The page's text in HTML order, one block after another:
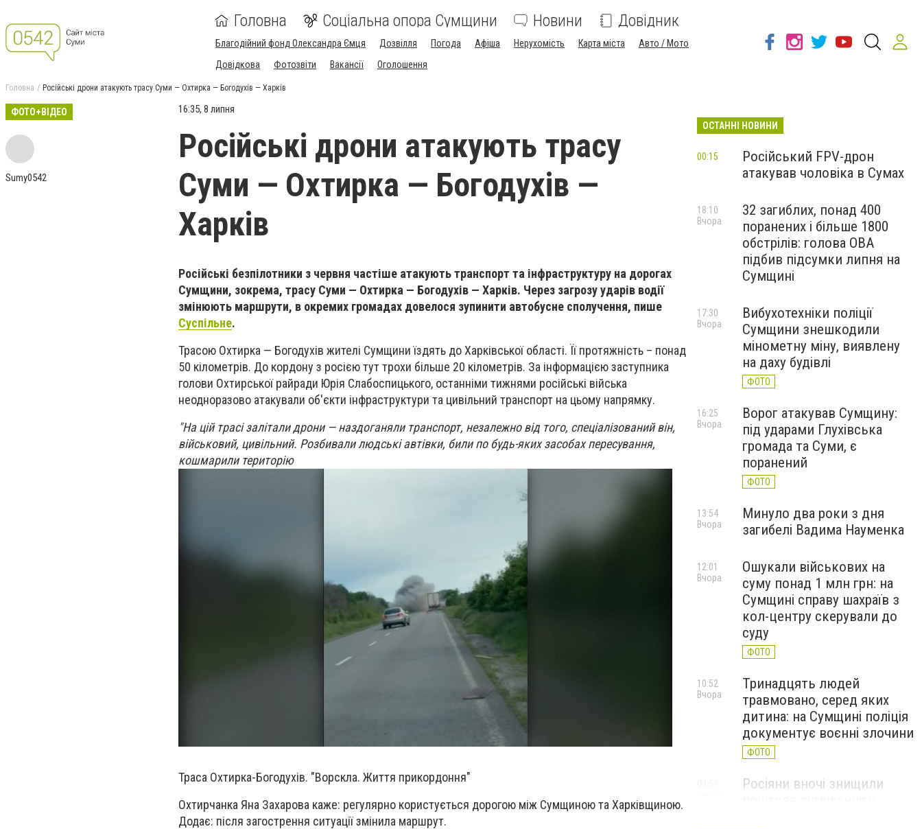
Головна Соціальна опора Сумщини Новини Довідник
Благодійний фонд Олександра Ємця Дозвілля Погода Афіша Нерухомість Карта міста
Авто / Мото
Довідкова
Фотозвіти Вакансії Оголошення
Головна Російські дрони атакують трасу Суми — Охтирка — Богодухів — Харків
ФОТО+ВІДЕО
Sumy0542
16:35, 8 липня
Російські дрони атакують трасу
Суми — Охтирка — Богодухів —
Харків
Російські безпілотники з червня частіше атакують транспорт та інфраструктуру на дорогах
Сумщини, зокрема, трасу Суми — Охтирка — Богодухів — Харків. Через загрозу ударів водії
змінюють маршрути, в окремих громадах довелося зупинити автобусне сполучення, пише
Суспільне.
Трасою Охтирка — Богодухів жителі Сумщини їздять до Харківської області. Її протяжність – понад
50 кілометрів. До кордону з росією тут трохи більше 20 кілометрів. За інформацією заступника
голови Охтирської райради Юрія Слабоспицького, останніми тижнями російські війська
неодноразово атакували об'єкти інфраструктури та цивільний транспорт на цьому напрямку.
"На цій трасі залітали дрони — наздоганяли транспорт, незалежно від того, спеціалізований він,
військовий, цивільний. Розбивали людські автівки, били по будь-яких засобах пересування,
кошмарили територію
Траса Охтирка-Богодухів. "Ворскла. Життя прикордоння"
Охтирчанка Яна Захарова каже: регулярно користується дорогою між Сумщиною та Харківщиною.
Додає: після загострення ситуації змінила маршрут.
ОСТАННІ НОВИНИ
Російський FPV-дрон
атакував чоловіка в Сумах
00:15
32 загиблих, понад 400
поранених і більше 1800
обстрілів: голова ОВА
підбив підсумки липня на
Сумщині
18:10
Вчора
Вибухотехніки поліції
Сумщини знешкодили
мінометну міну, виявлену
на даху будівлі
ФОТО
17:30
Вчора
Ворог атакував Сумщину:
під ударами Глухівська
громада та Суми, є
поранений
ФОТО
16:25
Вчора
Минуло два роки з дня
загибелі Вадима Науменка
13:54
Вчора
Ошукали військових на
суму понад 1 млн грн: на
Сумщині справу шахраїв з
кол-центру скерували до
суду
ФОТО
12:01
Вчора
Тринадцять людей
травмовано, серед яких
дитина: на Сумщині поліція
документує воєнні злочини
ФОТО
10:52
Вчора
Росіяни вночі знищили